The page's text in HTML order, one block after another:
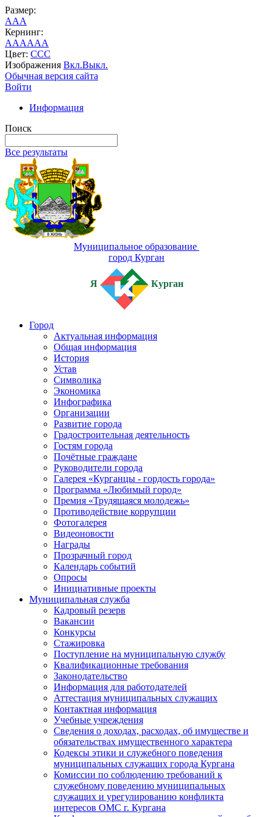
Размер:
AAA
Кернинг:
AAAAAA
Цвет: CCC
Изображения Вкл.Выкл.
Обычная версия сайта
Войти
Информация
Поиск
Все результаты
Муниципальное образование
город Курган
Я Курган
Город
Актуальная информация
Общая информация
История
Устав
Символика
Экономика
Инфографика
Организации
Развитие города
Градостроительная деятельность
Гостям города
Почётные граждане
Руководители города
Галерея «Курганцы - гордость города»
Программа «Любимый город»
Премия «Трудящаяся молодежь»
Противодействие коррупции
Фотогалерея
Видеоновости
Награды
Прозрачный город
Календарь событий
Опросы
Инициативные проекты
Муниципальная служба
Кадровый резерв
Вакансии
Конкурсы
Стажировка
Поступление на муниципальную службу
Квалификационные требования
Законодательство
Информация для работодателей
Аттестация муниципальных служащих
Контактная информация
Учебные учреждения
Сведения о доходах, расходах, об имуществе и
обязательствах имущественного характера
Кодексы этики и служебного поведения
муниципальных служащих города Кургана
Комиссии по соблюдению требований к
служебному поведению муниципальных
служащих и урегулированию конфликта
интересов ОМС г. Кургана